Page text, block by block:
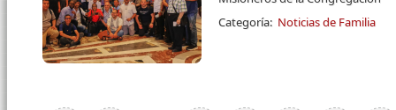
Categoría: Noticias de Familia